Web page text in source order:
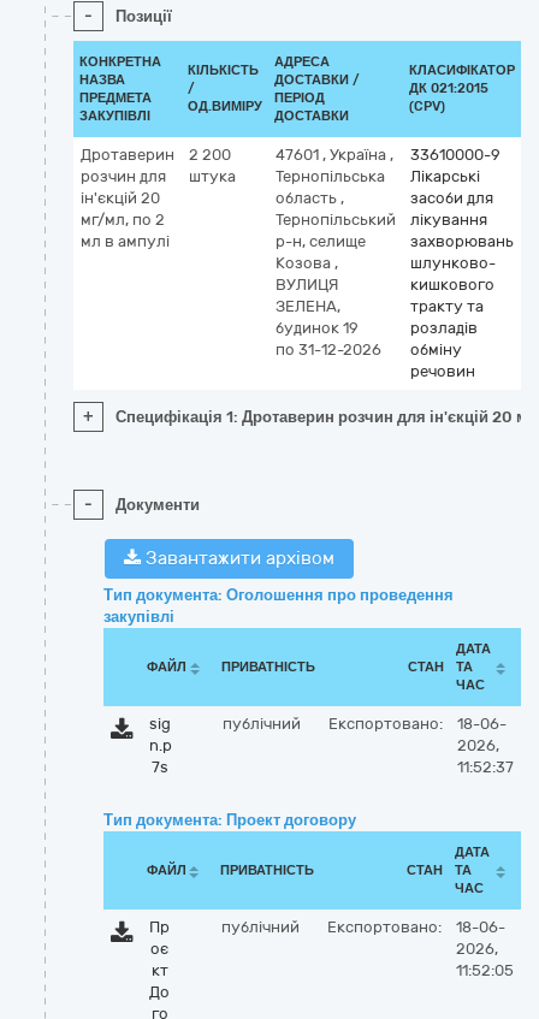
- Позиції
КОНКРЕТНА
НАЗВА
ПРЕДМЕТА
ЗАКУПІВЛІ
КІЛЬКІСТЬ
/
ОД.ВИМІРУ
АДРЕСА
ДОСТАВКИ /
ПЕРІОД
ДОСТАВКИ
КЛАСИФІКАТОР
ДК 021:2015
(CPV)
Дротаверин
розчин для
ін'єкцій 20
мг/мл, по 2
мл в ампулі
2 200
штука
47601 , Україна ,
Тернопільська
область ,
Тернопільський
р-н, селище
Козова ,
ВУЛИЦЯ
ЗЕЛЕНА,
будинок 19
по 31-12-2026
33610000-9
Лікарські
засоби для
лікування
захворювань
шлунково-
кишкового
тракту та
розладів
обміну
речовин
+ Специфікація 1: Дротаверин розчин для ін'єкцій 20
- Документи
Завантажити архівом
Тип документа: Оголошення про проведення
закупівлі
ФАЙЛ ПРИВАТНІСТЬ СТАН
ДАТА
ТА
ЧАС
sig
n.p
7s
публічний Експортовано:
18-06-
2026,
11:52:37
Тип документа: Проект договору
ФАЙЛ ПРИВАТНІСТЬ СТАН
ДАТА
ТА
ЧАС
Пр
оє
кт
До
го
публічний Експортовано:
18-06-
2026,
11:52:05